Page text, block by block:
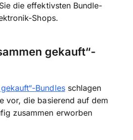
die effektivsten Bundle-
Shops.
gekauft“-
Bundlesschlagen
vor, die basierend auf dem
zusammen erworben